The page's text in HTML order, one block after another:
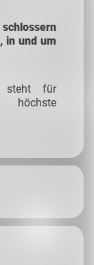
in und um
steht für
höchste